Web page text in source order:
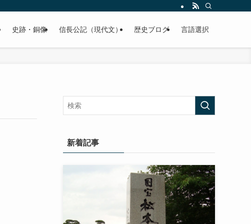
幅広くご紹介致します。
史跡・銅像 信長公記（現代文） 歴史ブログ 言語選択
新着記事